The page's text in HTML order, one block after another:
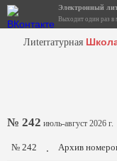
Электронный
Выходит один раз в
Лиterraтурная
№ 242 июль-август 2026 г.
№ 242 . Архив